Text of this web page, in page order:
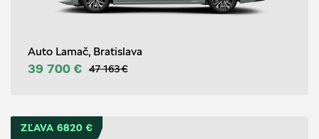
Auto Lamač, Bratislava
39 700 € 47 163 €
ZĽAVA 6820 €